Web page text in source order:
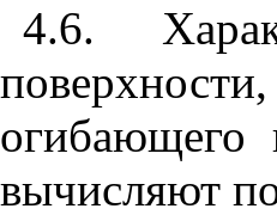
4.6.
огибающего
вычисляют